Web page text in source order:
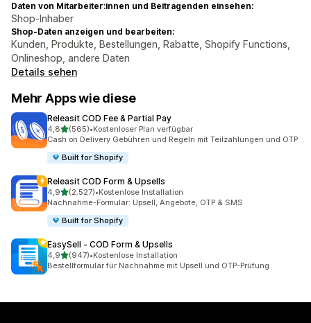
Daten von Mitarbeiter:innen und Beitragenden einsehen:
Shop-Inhaber
Shop-Daten anzeigen und bearbeiten:
Kunden, Produkte, Bestellungen, Rabatte, Shopify Functions,
Onlineshop, andere Daten
Details sehen
Mehr Apps wie diese
Releasit COD Fee & Partial Pay
4,8von 5 Sternen
(565)
565 Rezensionen insgesamt
•Kostenloser Plan verfügbar
Cash on Delivery Gebühren und Regeln mit Teilzahlungen und OTP
Built for Shopify
Releasit COD Form & Upsells
4,9von 5 Sternen
(2.527)
2527 Rezensionen insgesamt
•Kostenlose Installation
Nachnahme-Formular: Upsell, Angebote, OTP & SMS
Built for Shopify
EasySell ‑ COD Form & Upsells
4,9von 5 Sternen
(947)
947 Rezensionen insgesamt
•Kostenlose Installation
Bestellformular für Nachnahme mit Upsell und OTP-Prüfung